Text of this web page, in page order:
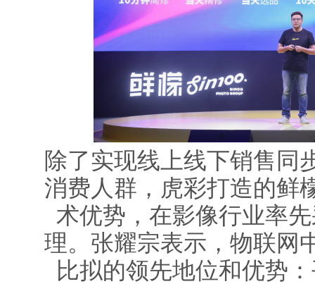
除了实现线上线下销售同
消费人群，虎彩打造的鲜
术优势，在影像行业率
理。张耀宗表示，物联网
比拟的领先地位和优势